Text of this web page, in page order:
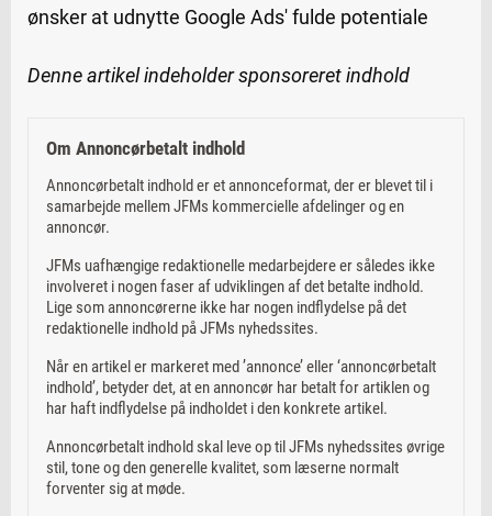
ønsker at udnytte Google Ads' fulde potentiale
Denne artikel indeholder sponsoreret indhold
Om Annoncørbetalt indhold
Annoncørbetalt indhold er et annonceformat, der er blevet til i
samarbejde mellem JFMs kommercielle afdelinger og en
annoncør.
JFMs uafhængige redaktionelle medarbejdere er således ikke
involveret i nogen faser af udviklingen af det betalte indhold.
Lige som annoncørerne ikke har nogen indflydelse på det
redaktionelle indhold på JFMs nyhedssites.
Når en artikel er markeret med ’annonce’ eller ‘annoncørbetalt
indhold’, betyder det, at en annoncør har betalt for artiklen og
har haft indflydelse på indholdet i den konkrete artikel.
Annoncørbetalt indhold skal leve op til JFMs nyhedssites øvrige
stil, tone og den generelle kvalitet, som læserne normalt
forventer sig at møde.